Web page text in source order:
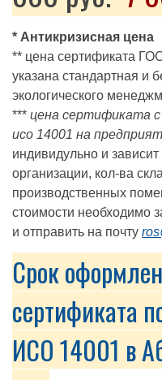
* Антикризисная цена
** цена сертификата
указана стандартная и
экологического
*** цена сертификата
исо 14001 на
индивидульно и зависит
организации, кол-ва
производственных
стоимости необходимо
и отправить на почту
Срок
сертификата
ИСО 14001 в